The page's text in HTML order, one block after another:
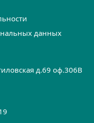
данных
д.69 оф.306B